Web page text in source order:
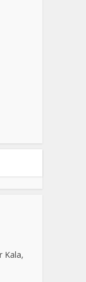
Kala,